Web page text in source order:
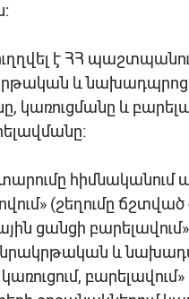
է ՀՀ
և
կառուցմանը և
հիմնականում
(շեղումը ճշտված
ցանցի
և